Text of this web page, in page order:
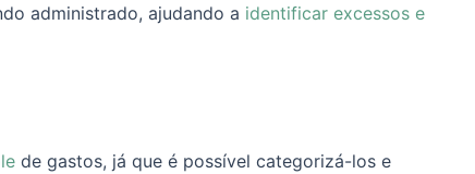
administrado, ajudando a identificar excessos e
de gastos, já que é possível categorizá-los e